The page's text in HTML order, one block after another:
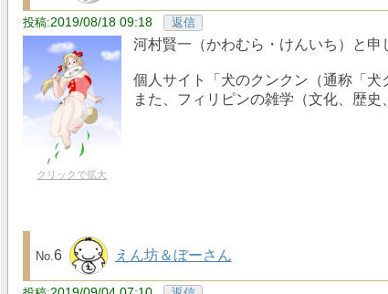
2019/08/18 09:18 返信
クリックで拡大
河村賢一（かわむら・けんいち）と申
個人サイト「犬のクンクン（通称「犬
また、フィリピンの雑学（文化、歴
6 えん坊＆ぼーさん